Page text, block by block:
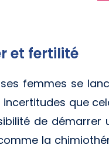
et fertilité
femmes se
que
de
la